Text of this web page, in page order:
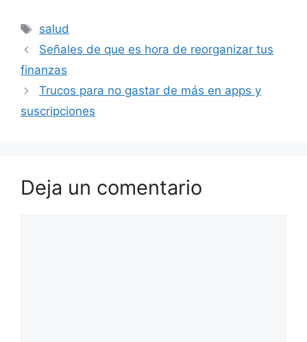
Etiquetas
salud
Señales de que es hora de reorganizar tus
finanzas
Trucos para no gastar de más en apps y
suscripciones
Deja un comentario